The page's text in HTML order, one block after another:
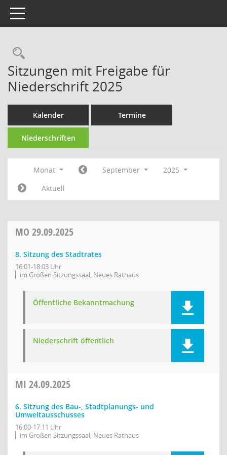
Toggle navigation
Rechercheauswahl
Sitzungen mit Freigabe für
Niederschrift 2025
Kalender Termine
Niederschriften
Monat September
2025
Aktuell
MO 29.09.2025
8. Sitzung des Stadtrates
16:01-18:03 Uhr
im Großen Sitzungssaal, Neues Rathaus
Öffentliche Bekanntmachung
Niederschrift öffentlich
MI 24.09.2025
6. Sitzung des Bau-, Stadtplanungs- und
Umweltausschusses
16:00-17:11 Uhr
im Großen Sitzungssaal, Neues Rathaus